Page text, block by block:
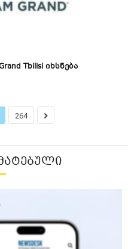
Tbilisi იხსნება
264